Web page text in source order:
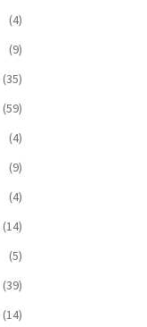
(4)
(9)
(35)
(59)
(4)
(9)
(4)
(14)
(5)
(39)
(14)